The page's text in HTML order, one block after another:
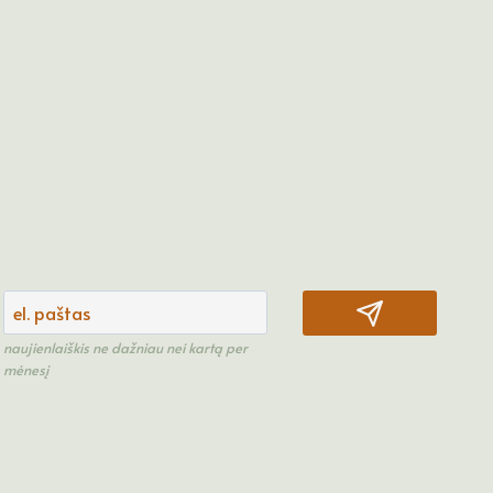
naujienlaiškis ne dažniau nei kartą per
mėnesį